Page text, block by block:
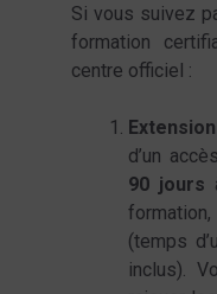
Si vous suivez
formation
centre officiel :
d’un
90 jours
(temps
inclus).